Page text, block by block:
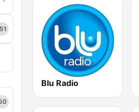
Blu Radio